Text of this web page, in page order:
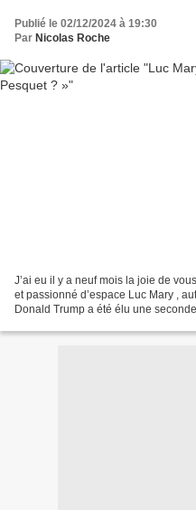
Publié le 02/12/2024 à 19:30
Par Nicolas Roche
J’ai eu il y a neuf mois la joie de
et passionné d’espace Luc Mary ,
Donald Trump a été élu une